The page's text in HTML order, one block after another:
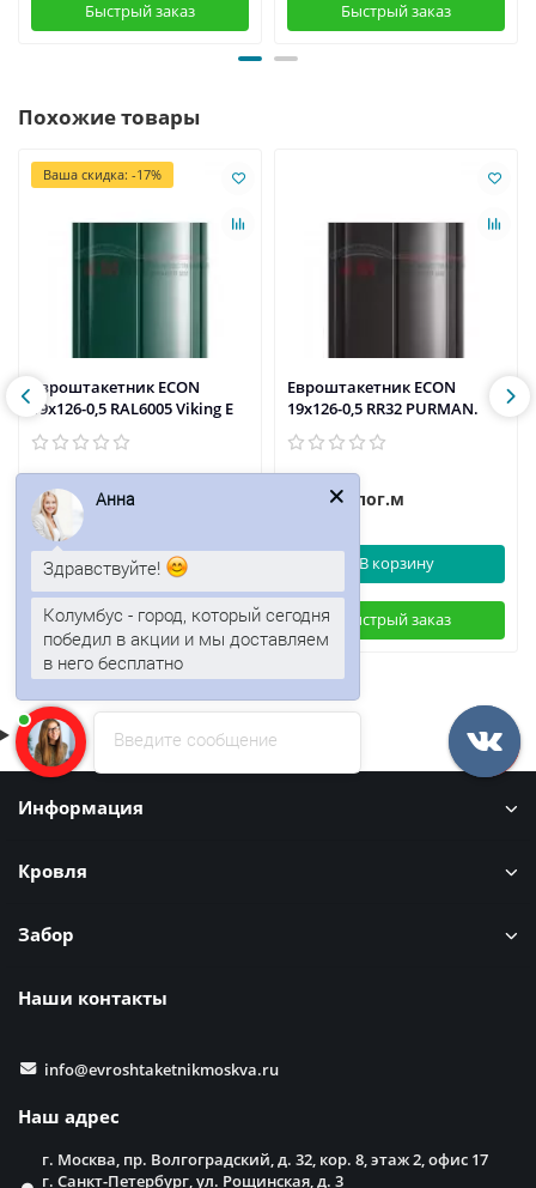
Быстрый заказ Быстрый заказ
Похожие товары
Ваша скидка: -17%
Евроштакетник ECON
19х126-0,5 RAL6005 Viking E
156р. 129р.
В корзину
Быстрый заказ
Евроштакетник ECON
19х126-0,5 RR32 PURMAN.
151р. /пог.м
В корзину
Быстрый заказ
Информация
Кровля
Забор
Наши контакты
info@evroshtaketnikmoskva.ru
Наш адрес
г. Москва, пр. Волгоградский, д. 32, кор. 8, этаж 2, офис 17
г. Санкт-Петербург, ул. Рощинская, д. 3
Введите сообщение
Анна
Здравствуйте!
Колумбус - город, который сегодня
победил в акции и мы доставляем
в него бесплатно